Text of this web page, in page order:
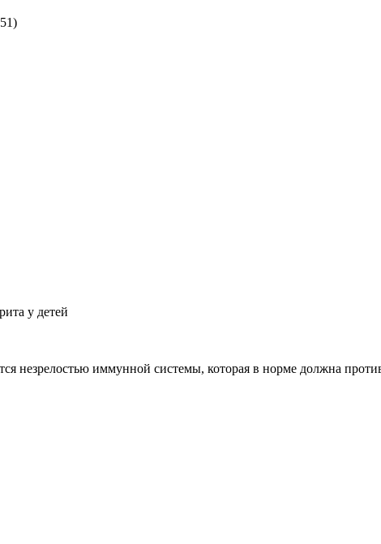
у детей
незрелостью иммунной системы, которая в норме должна